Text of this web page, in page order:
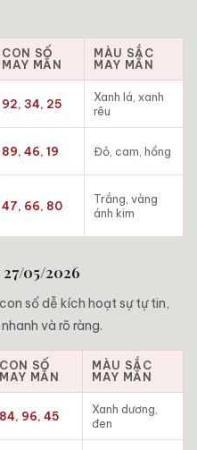
CON SỐ
MAY MẮN
MÀU SẮC
MAY MẮN
92, 34, 25
Xanh lá, xanh
rêu
89, 46, 19 Đỏ, cam, hồng
47, 66, 80
Trắng, vàng
ánh kim
05/2026
số dễ kích hoạt sự tự tin,
và rõ ràng.
CON SỐ
MAY MẮN
MÀU SẮC
MAY MẮN
84, 96, 45
Xanh dương,
đen